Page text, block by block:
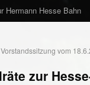
Hermann Hesse Bahn
vom
zur